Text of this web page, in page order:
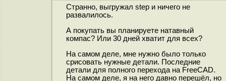
Странно, выгружал step и ничего не
развалилось.
А покупать вы планируете натавный
компас? Или 30 дней хватит для всех?
На самом деле, мне нужно было только
срисовать нужные детали. Последние
детали для полного перехода на FreeCAD.
На самом деле, я на него давно перешёл, но